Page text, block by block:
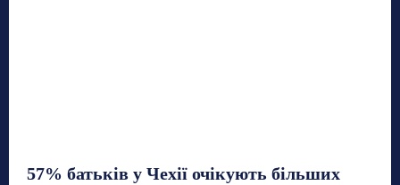
57% батьків у Чехії очікують більших